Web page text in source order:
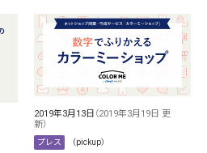
2019年3月13日 （2019年3月19日 更
新）
プレス （pickup）